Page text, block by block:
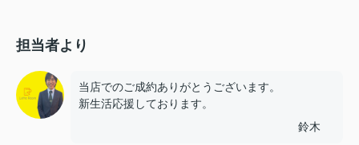
担当者より
当店でのご成約ありがとうございます。
新生活応援しております。
鈴木